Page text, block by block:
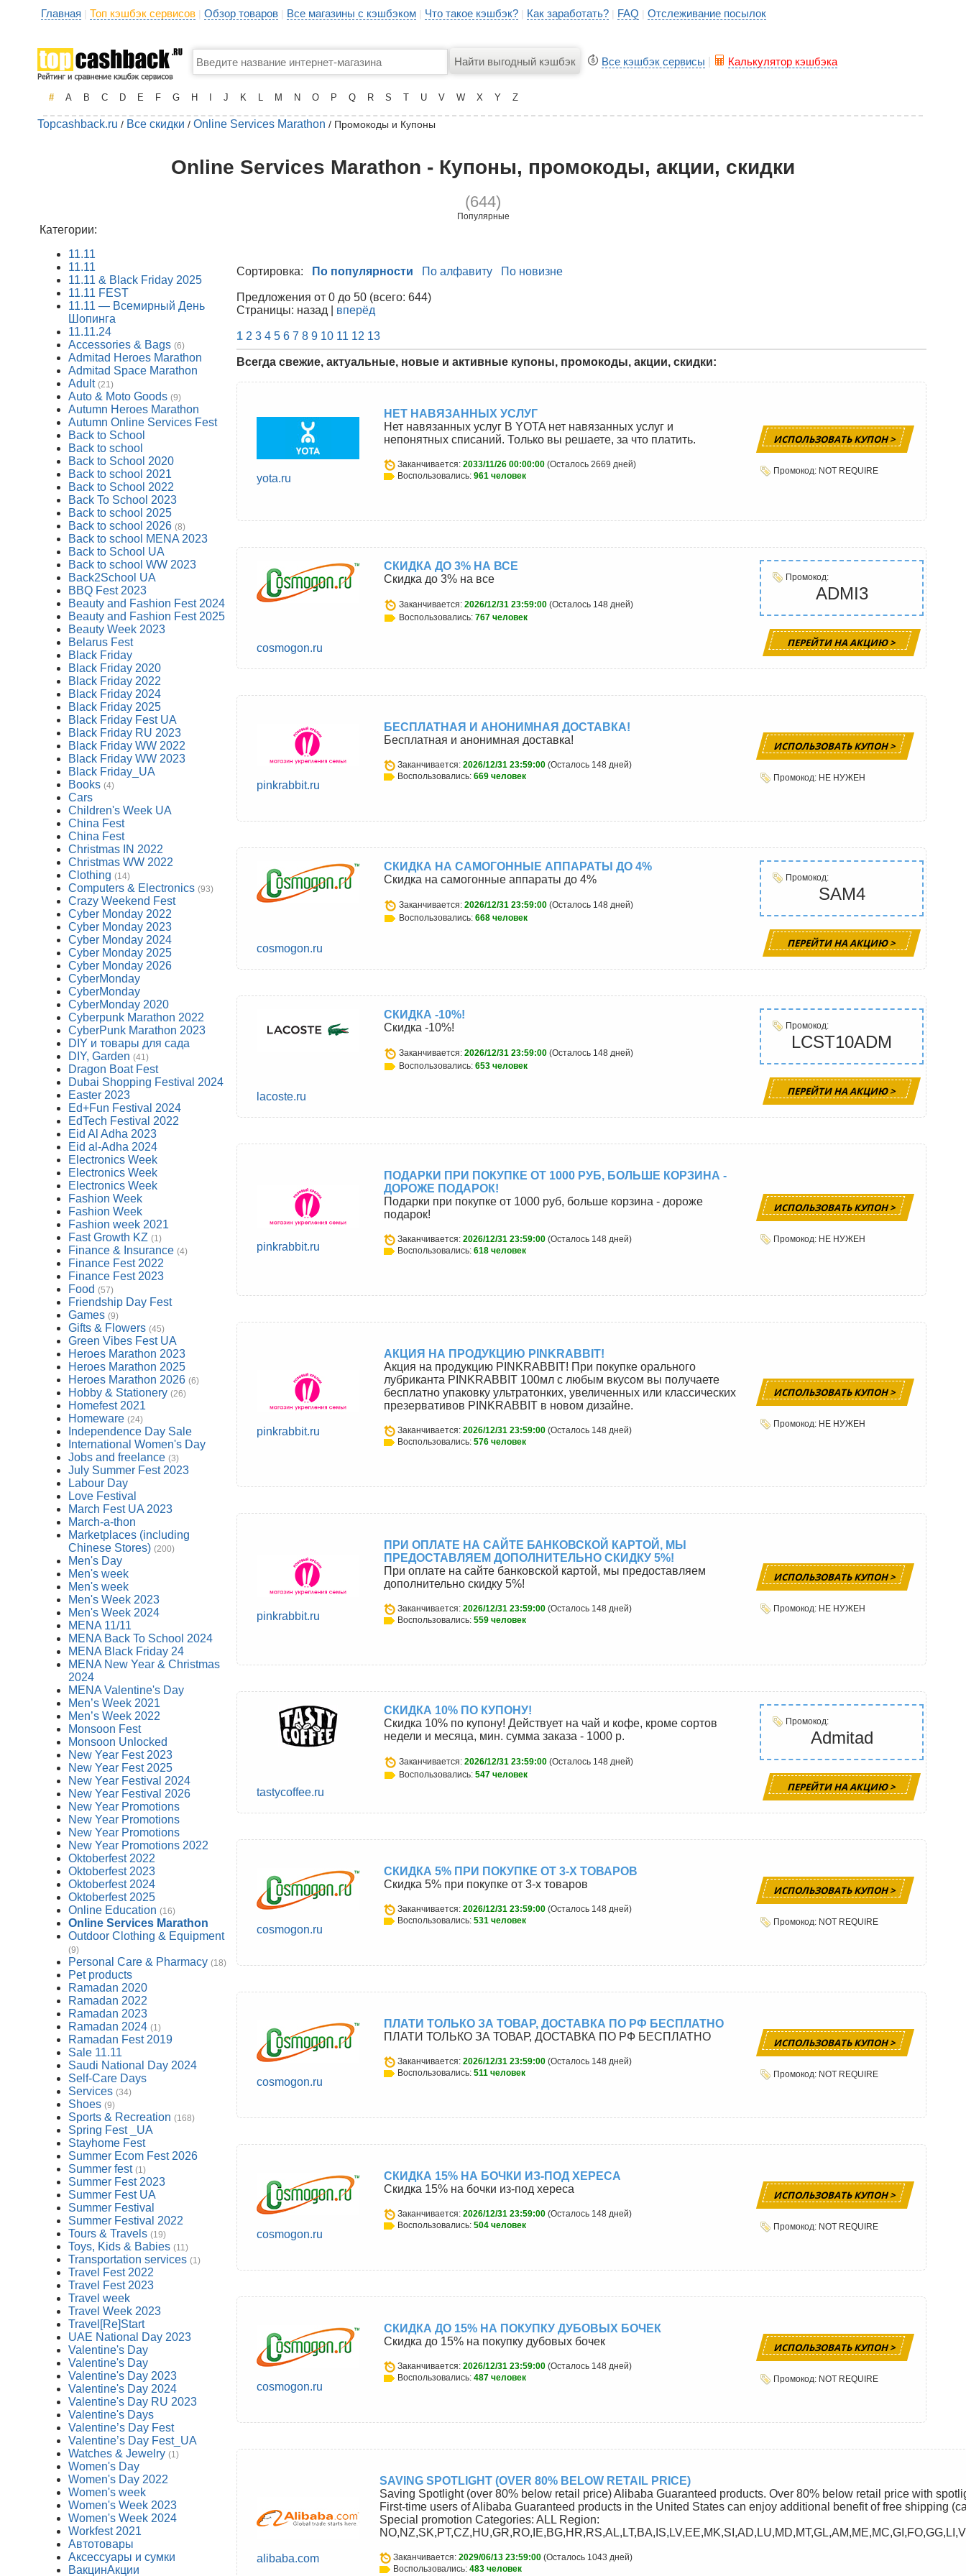
Главная | Топ кэшбэк сервисов | Обзор товаров | Все магазины с кэшбэком | Что такое кэшбэк? | Как заработать? | FAQ | Отслеживание посылок
Все кэшбэк сервисы Калькулятор кэшбэка
# A B C D E F G H J K L M N O P Q R S T U V W X Y Z
Topcashback.ru / Все скидки / Online Services Marathon / Промокоды и Купоны
Online Services Marathon - Купоны, промокоды, акции, скидки
(644)
Популярные
Категории:
11.11
11.11
11.11 & Black Friday 2025
11.11 FEST
11.11 — Всемирный День
Шопинга
11.11.24
Accessories & Bags (6)
Admitad Heroes Marathon
Admitad Space Marathon
Adult (21)
Auto & Moto Goods (9)
Autumn Heroes Marathon
Autumn Online Services Fest
Back to School
Back to school
Back to School 2020
Back to school 2021
Back to School 2022
Back To School 2023
Back to school 2025
Back to school 2026 (8)
Back to school MENA 2023
Back to School UA
Back to school WW 2023
Back2School UA
BBQ Fest 2023
Beauty and Fashion Fest 2024
Beauty and Fashion Fest 2025
Beauty Week 2023
Belarus Fest
Black Friday
Black Friday 2020
Black Friday 2022
Black Friday 2024
Black Friday 2025
Black Friday Fest UA
Black Friday RU 2023
Black Friday WW 2022
Black Friday WW 2023
Black Friday_UA
Books (4)
Cars
Children's Week UA
China Fest
China Fest
Christmas IN 2022
Christmas WW 2022
Clothing (14)
Computers & Electronics (93)
Crazy Weekend Fest
Cyber Monday 2022
Cyber Monday 2023
Cyber Monday 2024
Cyber Monday 2025
Cyber Monday 2026
CyberMonday
CyberMonday
CyberMonday 2020
Cyberpunk Marathon 2022
CyberPunk Marathon 2023
DIY и товары для сада
DIY, Garden (41)
Dragon Boat Fest
Dubai Shopping Festival 2024
Easter 2023
Ed+Fun Festival 2024
EdTech Festival 2022
Eid Al Adha 2023
Eid al-Adha 2024
Electronics Week
Electronics Week
Electronics Week
Fashion Week
Fashion Week
Fashion week 2021
Fast Growth KZ (1)
Finance & Insurance (4)
Finance Fest 2022
Finance Fest 2023
Food (57)
Friendship Day Fest
Games (9)
Gifts & Flowers (45)
Green Vibes Fest UA
Heroes Marathon 2023
Heroes Marathon 2025
Heroes Marathon 2026 (6)
Hobby & Stationery (26)
Homefest 2021
Homeware (24)
Independence Day Sale
International Women's Day
Jobs and freelance (3)
July Summer Fest 2023
Labour Day
Love Festival
March Fest UA 2023
March-a-thon
Marketplaces (including
Chinese Stores) (200)
Men's Day
Men's week
Men's week
Men's Week 2023
Men's Week 2024
MENA 11/11
MENA Back To School 2024
MENA Black Friday 24
MENA New Year & Christmas
2024
MENA Valentine's Day
Men’s Week 2021
Men’s Week 2022
Monsoon Fest
Monsoon Unlocked
New Year Fest 2023
New Year Fest 2025
New Year Festival 2024
New Year Festival 2026
New Year Promotions
New Year Promotions
New Year Promotions
New Year Promotions 2022
Oktoberfest 2022
Oktoberfest 2023
Oktoberfest 2024
Oktoberfest 2025
Online Education (16)
Online Services Marathon
Outdoor Clothing & Equipment
(9)
Personal Care & Pharmacy (18)
Pet products
Ramadan 2020
Ramadan 2022
Ramadan 2023
Ramadan 2024 (1)
Ramadan Fest 2019
Sale 11.11
Saudi National Day 2024
Self-Care Days
Services (34)
Shoes (9)
Sports & Recreation (168)
Spring Fest _UA
Stayhome Fest
Summer Ecom Fest 2026
Summer fest (1)
Summer Fest 2023
Summer Fest UA
Summer Festival
Summer Festival 2022
Tours & Travels (19)
Toys, Kids & Babies (11)
Transportation services (1)
Travel Fest 2022
Travel Fest 2023
Travel week
Travel Week 2023
Travel[Re]Start
UAE National Day 2023
Valentine's Day
Valentine's Day
Valentine's Day 2023
Valentine's Day 2024
Valentine's Day RU 2023
Valentine's Days
Valentine’s Day Fest
Valentine’s Day Fest_UA
Watches & Jewelry (1)
Women's Day
Women's Day 2022
Women's week
Women's Week 2023
Women's Week 2024
Workfest 2021
Автотовары
Аксессуары и сумки
ВакцинАкции
Сортировка: По популярности По алфавиту По новизне
Предложения от 0 до 50 (всего: 644)
Страницы: назад | вперёд
1 2 3 4 5 6 7 8 9 10 11 12 13
Всегда свежие, актуальные, новые и активные купоны, промокоды, акции, скидки:
yota.ru
НЕТ НАВЯЗАННЫХ УСЛУГ
Нет навязанных услуг В YOTA нет навязанных услуг и
непонятных списаний. Только вы решаете, за что платить.
Заканчивается: 2033/11/26 00:00:00 (Осталось 2669 дней)
Воспользовались: 961 человек
ИСПОЛЬЗОВАТЬ КУПОН >
Промокод: NOT REQUIRE
cosmogon.ru
СКИДКА ДО 3% НА ВСЕ
Скидка до 3% на все
Заканчивается: 2026/12/31 23:59:00 (Осталось 148 дней)
Воспользовались: 767 человек
Промокод:
ADMI3
ПЕРЕЙТИ НА АКЦИЮ >
pinkrabbit.ru
БЕСПЛАТНАЯ И АНОНИМНАЯ ДОСТАВКА!
Бесплатная и анонимная доставка!
Заканчивается: 2026/12/31 23:59:00 (Осталось 148 дней)
Воспользовались: 669 человек
ИСПОЛЬЗОВАТЬ КУПОН >
Промокод: НЕ НУЖЕН
cosmogon.ru
СКИДКА НА САМОГОННЫЕ АППАРАТЫ ДО 4%
Скидка на самогонные аппараты до 4%
Заканчивается: 2026/12/31 23:59:00 (Осталось 148 дней)
Воспользовались: 668 человек
Промокод:
SAM4
ПЕРЕЙТИ НА АКЦИЮ >
lacoste.ru
СКИДКА -10%!
Скидка -10%!
Заканчивается: 2026/12/31 23:59:00 (Осталось 148 дней)
Воспользовались: 653 человек
Промокод:
LCST10ADM
ПЕРЕЙТИ НА АКЦИЮ >
pinkrabbit.ru
ПОДАРКИ ПРИ ПОКУПКЕ ОТ 1000 РУБ, БОЛЬШЕ КОРЗИНА -
ДОРОЖЕ ПОДАРОК!
Подарки при покупке от 1000 руб, больше корзина - дороже
подарок!
Заканчивается: 2026/12/31 23:59:00 (Осталось 148 дней)
Воспользовались: 618 человек
ИСПОЛЬЗОВАТЬ КУПОН >
Промокод: НЕ НУЖЕН
pinkrabbit.ru
АКЦИЯ НА ПРОДУКЦИЮ PINKRABBIT!
Акция на продукцию PINKRABBIT! При покупке орального
лубриканта PINKRABBIT 100мл с любым вкусом вы получаете
бесплатно упаковку ультратонких, увеличенных или классических
презервативов PINKRABBIT в новом дизайне.
Заканчивается: 2026/12/31 23:59:00 (Осталось 148 дней)
Воспользовались: 576 человек
ИСПОЛЬЗОВАТЬ КУПОН >
Промокод: НЕ НУЖЕН
pinkrabbit.ru
ПРИ ОПЛАТЕ НА САЙТЕ БАНКОВСКОЙ КАРТОЙ, МЫ
ПРЕДОСТАВЛЯЕМ ДОПОЛНИТЕЛЬНО СКИДКУ 5%!
При оплате на сайте банковской картой, мы предоставляем
дополнительно скидку 5%!
Заканчивается: 2026/12/31 23:59:00 (Осталось 148 дней)
Воспользовались: 559 человек
ИСПОЛЬЗОВАТЬ КУПОН >
Промокод: НЕ НУЖЕН
tastycoffee.ru
СКИДКА 10% ПО КУПОНУ!
Скидка 10% по купону! Действует на чай и кофе, кроме сортов
недели и месяца, мин. сумма заказа - 1000 р.
Заканчивается: 2026/12/31 23:59:00 (Осталось 148 дней)
Воспользовались: 547 человек
Промокод:
Admitad
ПЕРЕЙТИ НА АКЦИЮ >
cosmogon.ru
СКИДКА 5% ПРИ ПОКУПКЕ ОТ 3-Х ТОВАРОВ
Скидка 5% при покупке от 3-х товаров
Заканчивается: 2026/12/31 23:59:00 (Осталось 148 дней)
Воспользовались: 531 человек
ИСПОЛЬЗОВАТЬ КУПОН >
Промокод: NOT REQUIRE
cosmogon.ru
ПЛАТИ ТОЛЬКО ЗА ТОВАР, ДОСТАВКА ПО РФ БЕСПЛАТНО
ПЛАТИ ТОЛЬКО ЗА ТОВАР, ДОСТАВКА ПО РФ БЕСПЛАТНО
Заканчивается: 2026/12/31 23:59:00 (Осталось 148 дней)
Воспользовались: 511 человек
ИСПОЛЬЗОВАТЬ КУПОН >
Промокод: NOT REQUIRE
cosmogon.ru
СКИДКА 15% НА БОЧКИ ИЗ-ПОД ХЕРЕСА
Скидка 15% на бочки из-под хереса
Заканчивается: 2026/12/31 23:59:00 (Осталось 148 дней)
Воспользовались: 504 человек
ИСПОЛЬЗОВАТЬ КУПОН >
Промокод: NOT REQUIRE
cosmogon.ru
СКИДКА ДО 15% НА ПОКУПКУ ДУБОВЫХ БОЧЕК
Скидка до 15% на покупку дубовых бочек
Заканчивается: 2026/12/31 23:59:00 (Осталось 148 дней)
Воспользовались: 487 человек
ИСПОЛЬЗОВАТЬ КУПОН >
Промокод: NOT REQUIRE
alibaba.com
SAVING SPOTLIGHT (OVER 80% BELOW RETAIL PRICE)
Saving Spotlight (over 80% below retail price) Alibaba Guaranteed products. Over 80% below retail price with
First-time users of Alibaba Guaranteed products in the United States can enjoy additional benefit of free shipping
Special promotion Categories: ALL Region:
Заканчивается: 2029/06/13 23:59:00 (Осталось 1043 дней)
Воспользовались: 483 человек